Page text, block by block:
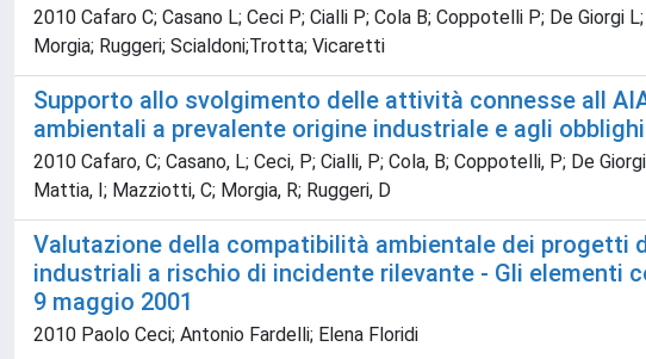
2010 Cafaro C; Casano L; Ceci P; Cialli P; Cola B; Coppotelli P; De Giorgi
Morgia; Ruggeri; Scialdoni;Trotta; Vicaretti
Supporto allo svolgimento delle attività connesse all
ambientali a prevalente origine industriale e agli
2010 Cafaro, C; Casano, L; Ceci, P; Cialli, P; Cola, B; Coppotelli, P; De
Mattia, I; Mazziotti, C; Morgia, R; Ruggeri, D
Valutazione della compatibilità ambientale dei
industriali a rischio di incidente rilevante - Gli elementi
9 maggio 2001
2010 Paolo Ceci; Antonio Fardelli; Elena Floridi